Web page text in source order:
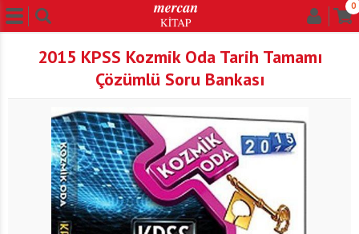
0
2015 KPSS Kozmik Oda Tarih Tamamı
Çözümlü Soru Bankası